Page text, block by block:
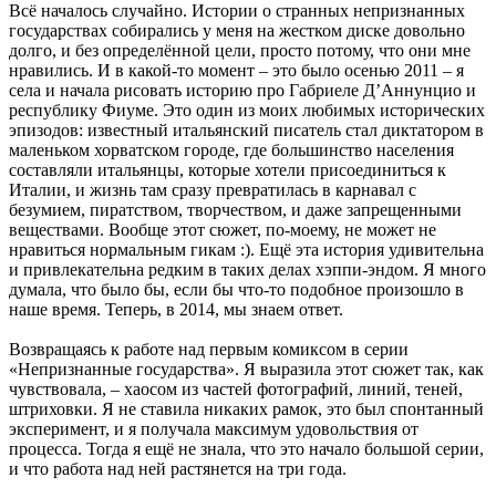
Всё началось случайно. Истории о странных непризнанных
государствах собирались у меня на жестком диске довольно
долго, и без определённой цели, просто потому, что они мне
нравились. И в какой-то момент – это было осенью 2011 – я
села и начала рисовать историю про Габриеле Д’Аннунцио и
республику Фиуме. Это один из моих любимых исторических
эпизодов: известный итальянский писатель стал диктатором в
маленьком хорватском городе, где большинство населения
составляли итальянцы, которые хотели присоединиться к
Италии, и жизнь там сразу превратилась в карнавал с
безумием, пиратством, творчеством, и даже запрещенными
веществами. Вообще этот сюжет, по-моему, не может не
нравиться нормальным гикам :). Ещё эта история удивительна
и привлекательна редким в таких делах хэппи-эндом. Я много
думала, что было бы, если бы что-то подобное произошло в
наше время. Теперь, в 2014, мы знаем ответ.
Возвращаясь к работе над первым комиксом в серии
«Непризнанные государства». Я выразила этот сюжет так, как
чувствовала, – хаосом из частей фотографий, линий, теней,
штриховки. Я не ставила никаких рамок, это был спонтанный
эксперимент, и я получала максимум удовольствия от
процесса. Тогда я ещё не знала, что это начало большой серии,
и что работа над ней растянется на три года.